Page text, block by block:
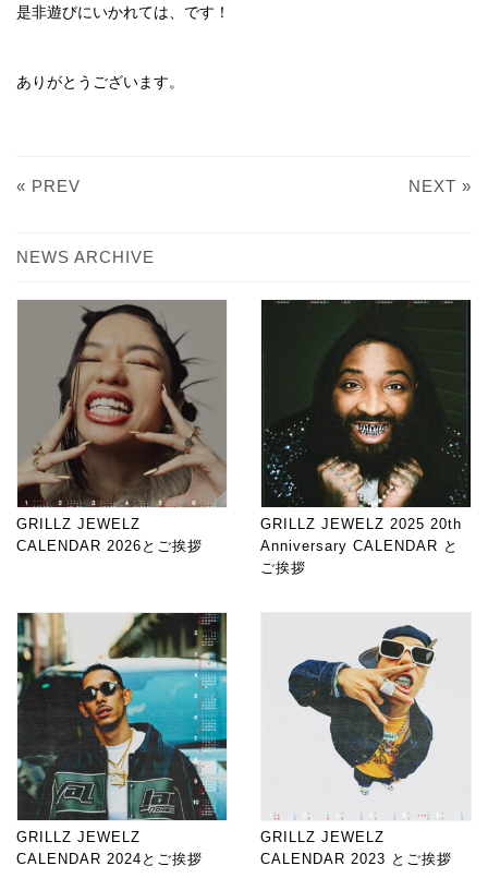
是非遊びにいかれては、です！
ありがとうございます。
« PREV NEXT »
NEWS ARCHIVE
GRILLZ JEWELZ
CALENDAR 2026とご挨拶
GRILLZ JEWELZ 2025 20th
Anniversary CALENDAR と
ご挨拶
GRILLZ JEWELZ
CALENDAR 2024とご挨拶
GRILLZ JEWELZ
CALENDAR 2023 とご挨拶